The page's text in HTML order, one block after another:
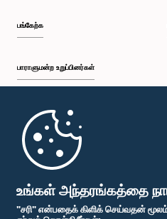
உங்கள் அந்தரங்கத்தை
"சரி" என்பதைக் கிளிக் செய்வதன்
பங்கேற்க
பாராளுமன்ற உறுப்பினர்கள்
முதற்பக்கம்
பாராளுமன்ற கையடக்க செயலி